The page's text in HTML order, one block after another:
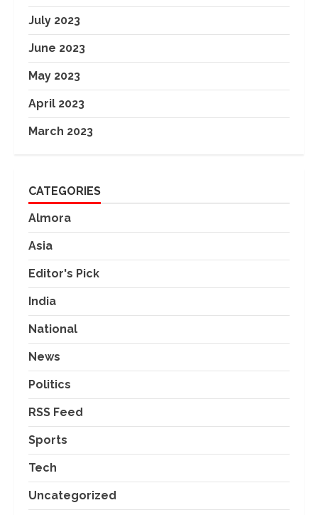
July 2023
June 2023
May 2023
April 2023
March 2023
CATEGORIES
Almora
Asia
Editor's Pick
India
National
News
Politics
RSS Feed
Sports
Tech
Uncategorized